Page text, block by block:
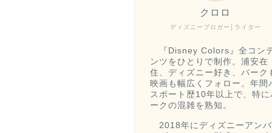
ディズニーブロガー│ライター
クロロ
『Disney Colors』全コン
ンツをひとりで制作。浦安在
住、ディズニー好き、パーク
映画も幅広くフォロー。年間
スポート歴10年以上で、特に
ークの混雑を熟知。
2018年にディズニーアンバ